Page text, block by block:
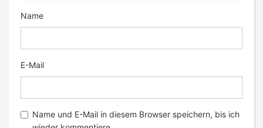
Name
E-Mail
Name und E-Mail in diesem Browser speichern, bis ich